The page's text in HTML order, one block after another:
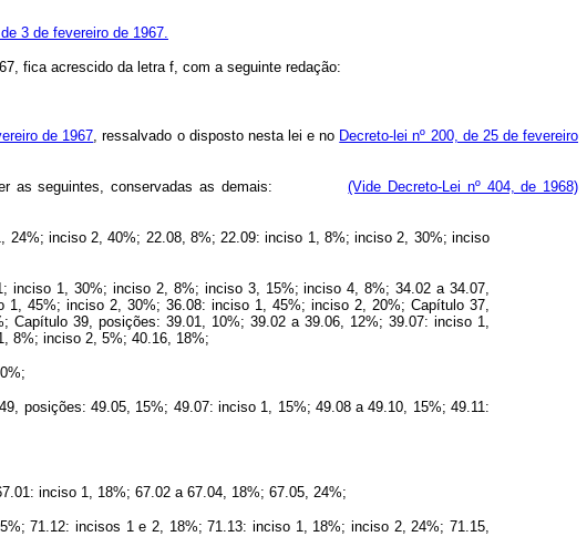
3 de fevereiro de 1967.
fica acrescido da letra f, com a seguinte redação:
de 1967, ressalvado o disposto nesta lei e no Decreto-lei nº 200, de 25 de fevereiro
a ser as seguintes, conservadas as demais:(Vide Decreto-Lei nº 404, de 1968)
inciso 2, 40%; 22.08, 8%; 22.09: inciso 1, 8%; inciso 2, 30%; inciso
inciso 1, 30%; inciso 2, 8%; inciso 3, 15%; inciso 4, 8%; 34.02 a 34.07,
45%; inciso 2, 30%; 36.08: inciso 1, 45%; inciso 2, 20%; Capítulo 37,
39, posições: 39.01, 10%; 39.02 a 39.06, 12%; 39.07: inciso 1,
8%; inciso 2, 5%; 40.16, 18%;
posições: 49.05, 15%; 49.07: inciso 1, 15%; 49.08 a 49.10, 15%; 49.11:
inciso 1, 18%; 67.02 a 67.04, 18%; 67.05, 24%;
71.12: incisos 1 e 2, 18%; 71.13: inciso 1, 18%; inciso 2, 24%; 71.15,